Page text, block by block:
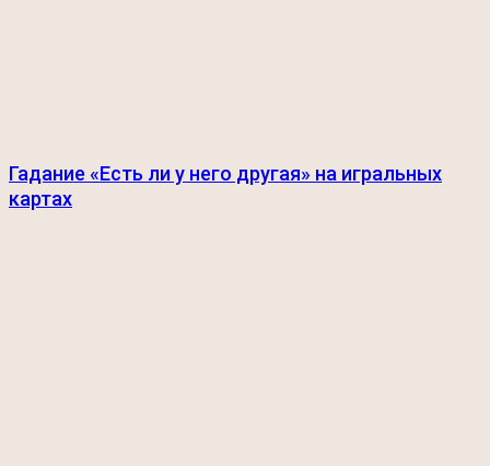
Гадание «Есть ли у него другая» на игральных
картах